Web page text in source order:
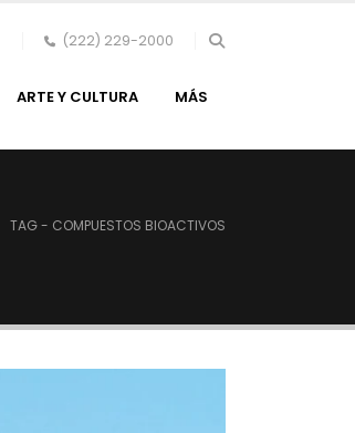
(222) 229-2000
ARTE Y CULTURA MÁS
TAG - COMPUESTOS BIOACTIVOS